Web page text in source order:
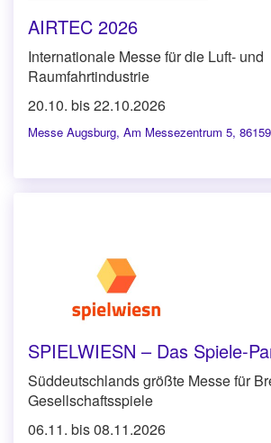
AIRTEC 2026
Internationale Messe für die Luft- und
Raumfahrtindustrie
20.10. bis 22.10.2026
Messe Augsburg, Am Messezentrum 5,
SPIELWIESN – Das Spiele-
Süddeutschlands größte Messe für
Gesellschaftsspiele
06.11. bis 08.11.2026